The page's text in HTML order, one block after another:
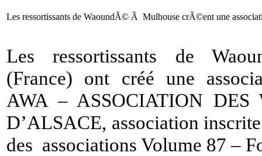
Les ressortissants de WaoundÃ© Ã Mulhouse crÃ©ent une
Les ressortissants de
(France) ont créé une
AWA – ASSOCIATION DES
D’ALSACE, association
des associations Volume 87 –